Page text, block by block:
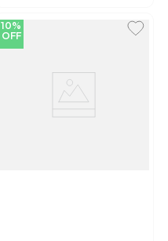
10%
OFF